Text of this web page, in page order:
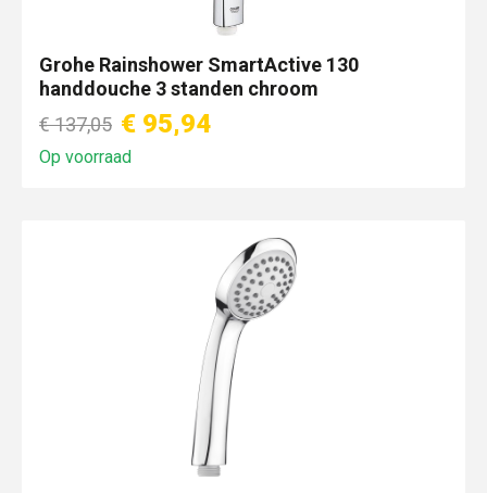
Grohe Rainshower SmartActive 130
handdouche 3 standen chroom
€ 137,05 € 95,94
Op voorraad